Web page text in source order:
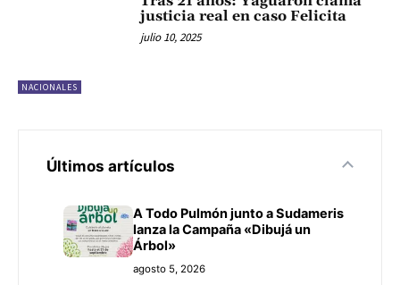
NACIONALES
justicia real en caso Felicita
julio 10, 2025
Últimos artículos
A Todo Pulmón junto a Sudameris
lanza la Campaña «Dibujá un
Árbol»
agosto 5, 2026